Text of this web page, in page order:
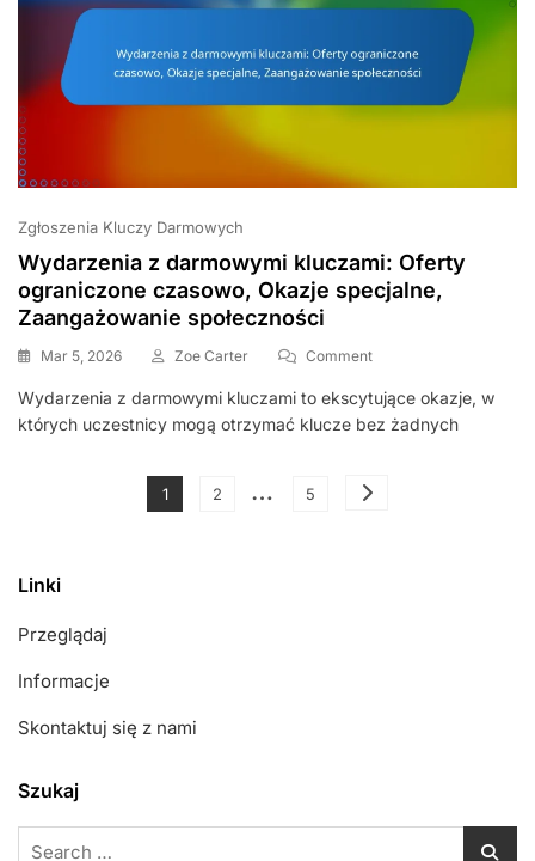
Zgłoszenia Kluczy Darmowych
Wydarzenia z darmowymi kluczami: Oferty
ograniczone czasowo, Okazje specjalne,
Zaangażowanie społeczności
Mar 5, 2026 Zoe Carter CommentOn
Z
Darmowymi
Ograniczone
Wydarzenia z darmowymi kluczami to ekscytujące okazje, w
których uczestnicy mogą otrzymać klucze bez żadnych
Posts
Page
1 Page
2 … Page
5
Linki
Przeglądaj
Informacje
Skontaktuj się z nami
Szukaj